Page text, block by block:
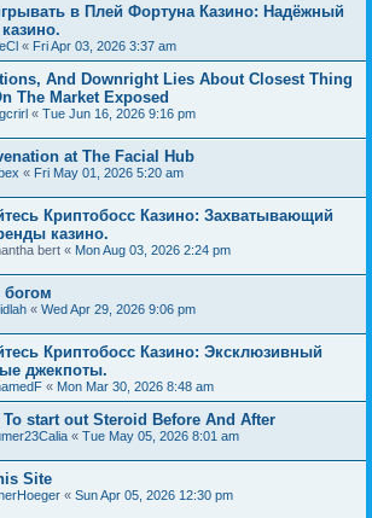
в Плей Фортуна Казино: Надёжный
« Fri Apr 03, 2026 3:37 am
And Downright Lies About Closest Thing
The Market Exposed
« Tue Jun 16, 2026 9:16 pm
at The Facial Hub
« Fri May 01, 2026 5:20 am
Криптобосс Казино: Захватывающий
казино.
bert « Mon Aug 03, 2026 2:24 pm
« Wed Apr 29, 2026 9:06 pm
Криптобосс Казино: Эксклюзивный
джекпоты.
« Mon Mar 30, 2026 8:48 am
start out Steroid Before And After
« Tue May 05, 2026 8:01 am
Site
« Sun Apr 05, 2026 12:30 pm